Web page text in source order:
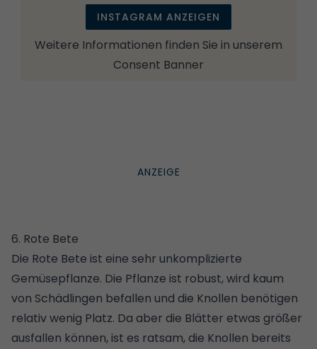
INSTAGRAM ANZEIGEN
Weitere Informationen finden Sie in unserem
Consent Banner
6. Rote Bete
Die Rote Bete ist eine sehr unkomplizierte
Gemüsepflanze. Die Pflanze ist robust, wird kaum
von Schädlingen befallen und die Knollen benötigen
relativ wenig Platz. Da aber die Blätter etwas größer
ausfallen können, ist es ratsam, die Knollen bereits